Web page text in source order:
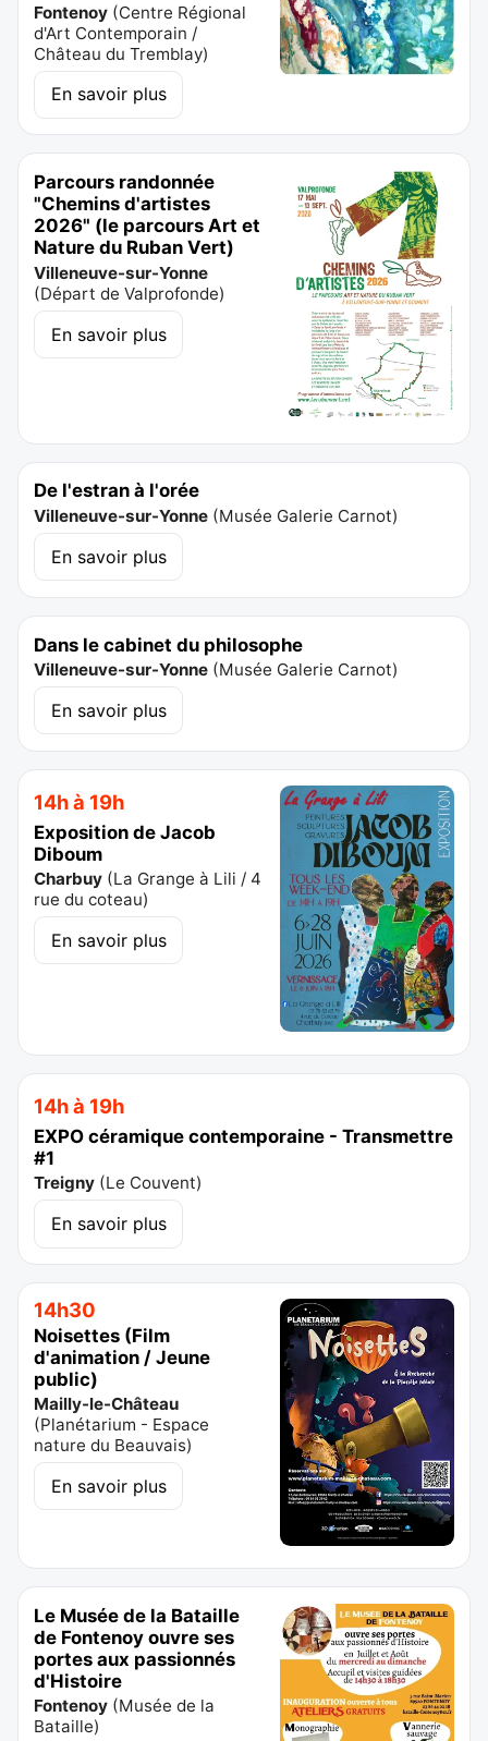
Fontenoy (Centre Régional
d'Art Contemporain /
Château du Tremblay)
En savoir plus
Parcours randonnée
"Chemins d'artistes
2026" (le parcours Art et
Nature du Ruban Vert)
Villeneuve-sur-Yonne
(Départ de Valprofonde)
En savoir plus
De l'estran à l'orée
Villeneuve-sur-Yonne (Musée Galerie Carnot)
En savoir plus
Dans le cabinet du philosophe
Villeneuve-sur-Yonne (Musée Galerie Carnot)
En savoir plus
14h à 19h
Exposition de Jacob
Diboum
Charbuy (La Grange à Lili / 4
rue du coteau)
En savoir plus
14h à 19h
EXPO céramique contemporaine - Transmettre
#1
Treigny (Le Couvent)
En savoir plus
14h30
Noisettes (Film
d'animation / Jeune
public)
Mailly-le-Château
(Planétarium - Espace
nature du Beauvais)
En savoir plus
Le Musée de la Bataille
de Fontenoy ouvre ses
portes aux passionnés
d'Histoire
Fontenoy (Musée de la
Bataille)